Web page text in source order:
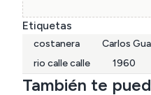
Etiquetas
costanera
Carlos
rio calle calle
1960
También te